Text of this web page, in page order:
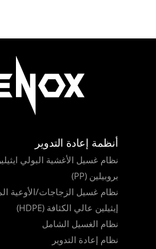
أنظمة إعادة التدوير
بروبيلين (PP)
نظام غسيل الزجاجات/الأوعية
إيثيلين عالي الكثافة (HDPE)
نظام الغسيل الشامل
نظام إعادة التدوير